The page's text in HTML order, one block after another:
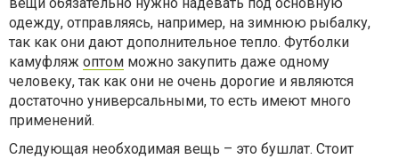
одежду, отправляясь, например, на зимнюю рыбалку,
так как они дают дополнительное тепло. Футболки
камуфляж оптом можно закупить даже одному
человеку, так как они не очень дорогие и являются
достаточно универсальными, то есть имеют много
применений.
Следующая необходимая вещь – это бушлат. Стоит